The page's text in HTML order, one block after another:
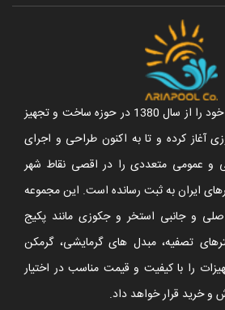
شرکت آریا استخر فعالیت خود را از سال 1380 در حوزه ساخت و تجهیز
آغاز کرده و تا به اکنون طراحی و اجرای
و عمومی متعددی را در اقصی نقاط شهر
ایران به ثبت رسانده است. این مجموعه
و جانبی استخر و جکوزی مانند پکیج
تصفیه، مبدل های گرمایشی، گرمکن
را با کیفیت و قیمت مناسب در اختیار
خرید قرار خواهد داد.